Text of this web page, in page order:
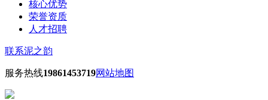
核心优势
荣誉资质
人才招聘
联系泥之韵
服务热线19861453719网站地图